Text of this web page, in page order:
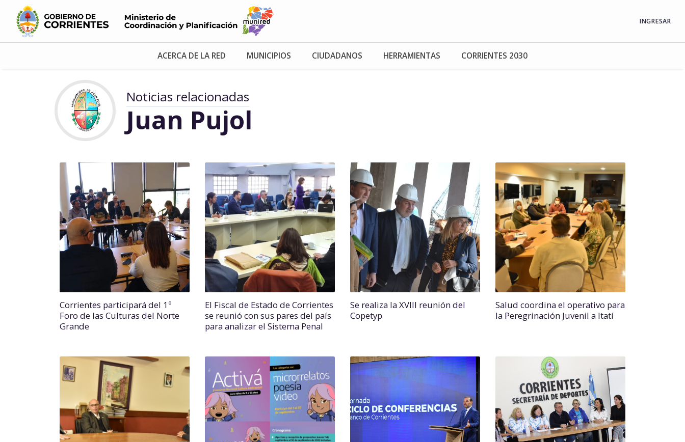
INGRESAR
ACERCA DE LA RED MUNICIPIOS CIUDADANOS HERRAMIENTAS CORRIENTES 2030
Noticias relacionadas
Juan Pujol
Corrientes participará del 1º
Foro de las Culturas del Norte
Grande
El Fiscal de Estado de Corrientes
se reunió con sus pares del país
para analizar el Sistema Penal
Se realiza la XVIII reunión del
Copetyp
Salud coordina el operativo para
la Peregrinación Juvenil a Itatí